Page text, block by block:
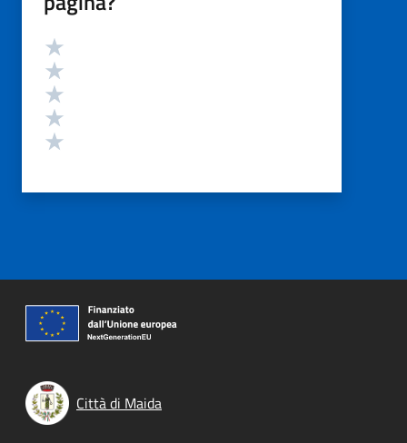
Valutazione
Città di Maida